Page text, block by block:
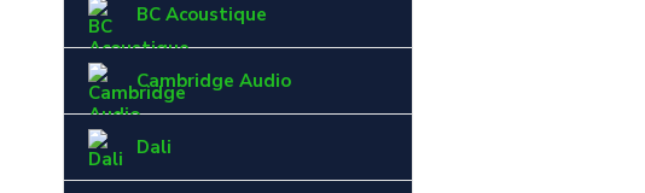
BC Acoustique
Cambridge Audio
Dali